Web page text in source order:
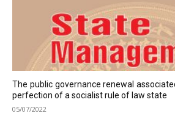
The public governance renewal
perfection of a socialist rule of law state
05/07/2022